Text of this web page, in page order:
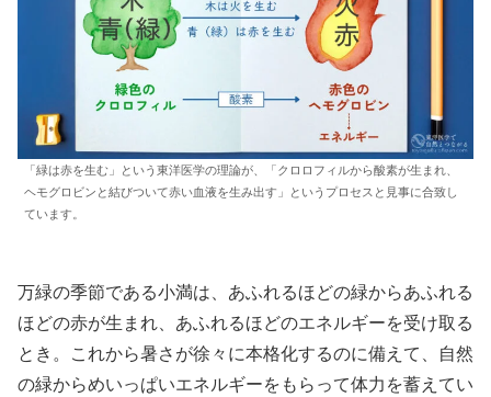
「緑は赤を生む」という東洋医学の理論が、「クロロフィルから酸素が生まれ、
ヘモグロビンと結びついて赤い血液を生み出す」というプロセスと見事に合致し
ています。
万緑の季節である小満は、あふれるほどの緑からあふれる
ほどの赤が生まれ、あふれるほどのエネルギーを受け取る
とき。これから暑さが徐々に本格化するのに備えて、自然
の緑からめいっぱいエネルギーをもらって体力を蓄えてい